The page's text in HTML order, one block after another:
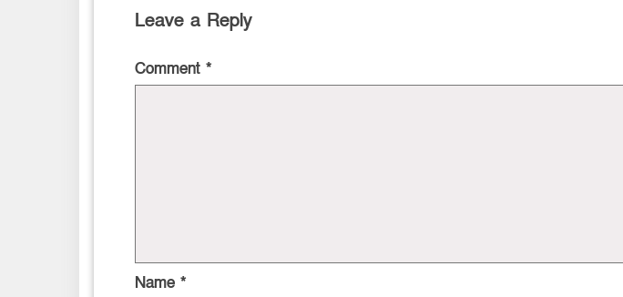
Leave a Reply
Comment *
Name *